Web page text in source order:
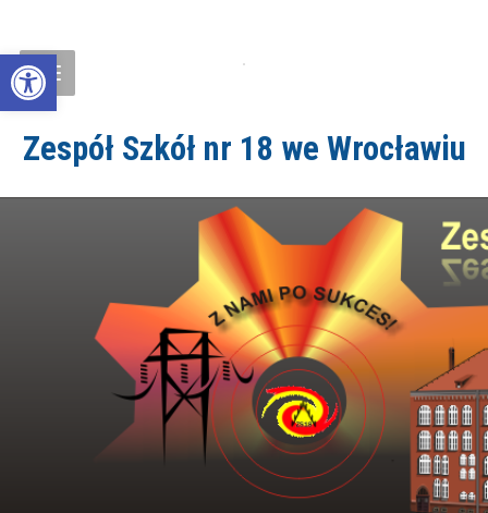
Open toolbar
Zespół Szkół nr 18 we Wrocławiu